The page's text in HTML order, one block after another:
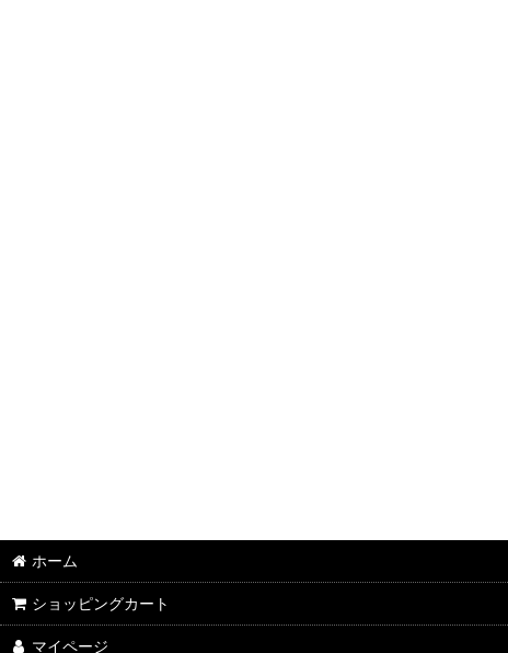
ホーム
ショッピングカート
マイページ